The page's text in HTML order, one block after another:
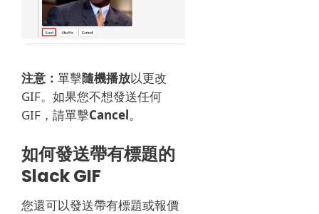
注意： 單擊隨機播放以更改
GIF。 如果您不想發送任何
GIF，請單擊Cancel。
如何發送帶有標題的
Slack GIF
您還可以發送帶有標題或報價